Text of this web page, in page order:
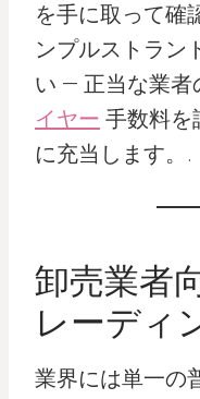
を手に取って確
ンプルストラン
い — 正当な業者
イヤー 手数料を
に充当します。.
卸売業者
レーディ
業界には単一の